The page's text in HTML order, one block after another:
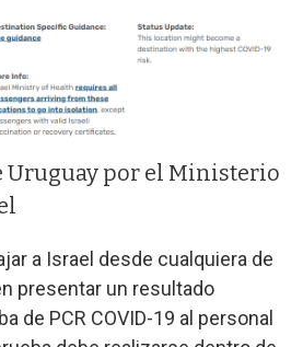
Uruguay por el Ministerio
a Israel desde cualquiera de
presentar un resultado
de PCR COVID-19 al personal